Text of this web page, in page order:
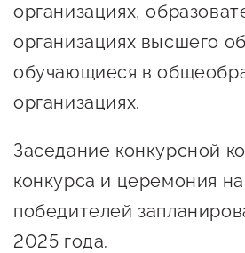
Каталог югорских
Инвестору
Каталог грантов
Конкурсы для
предпринимателей
организациях,
организациях высшего
обучающиеся в
организациях.
Заседание конкурсной
конкурса и церемония
победителей
2025 года.